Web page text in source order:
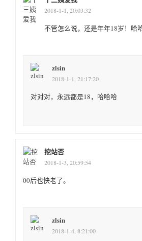
2018-1-1, 20:03:32
不管怎么说，还是年年18岁！
zlsin
2018-1-1, 21:17:20
对对对，永远都是18，哈哈哈
挖站否
2018-1-3, 20:59:54
00后也快老了。
zlsin
2018-1-4, 8:21:00